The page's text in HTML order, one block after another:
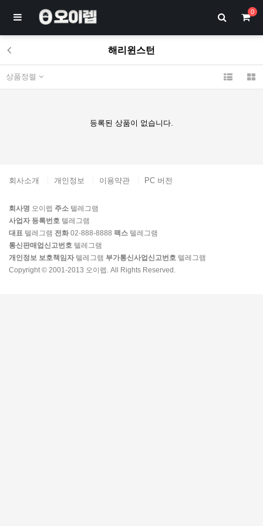
0
해리윈스턴
상품정렬
등록된 상품이 없습니다.
회사소개 개인정보 이용약관 PC 버전
회사명 오이렙 주소 텔레그램
사업자 등록번호 텔레그램
대표 텔레그램 전화 02-888-8888 팩스 텔레그램
통신판매업신고번호 텔레그램
개인정보 보호책임자 텔레그램 부가통신사업신고번호 텔레그램
Copyright © 2001-2013 오이렙. All Rights Reserved.